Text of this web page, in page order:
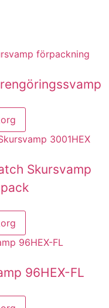
Skursvamp
96HEX-FL